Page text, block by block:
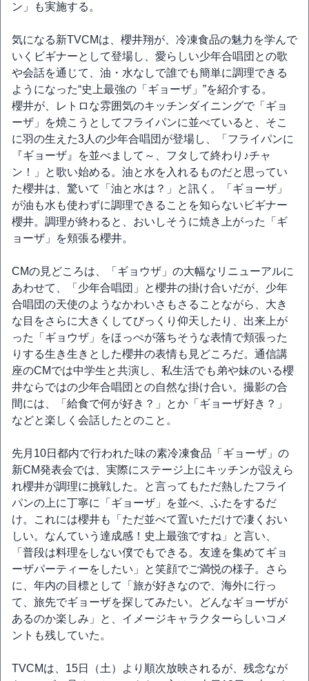
ン」も実施する。
気になる新TVCMは、櫻井翔が、冷凍食品の魅力を学んで
いくビギナーとして登場し、愛らしい少年合唱団との歌
や会話を通じて、油・水なしで誰でも簡単に調理できる
ようになった“史上最強の「ギョーザ」”を紹介する。
櫻井が、レトロな雰囲気のキッチンダイニングで「ギョ
ーザ」を焼こうとしてフライパンに並べていると、そこ
に羽の生えた3人の少年合唱団が登場し、「フライパンに
『ギョーザ』を並べまして～、フタして終わり♪チャ
ン！」と歌い始める。油と水を入れるものだと思ってい
た櫻井は、驚いて「油と水は？」と訊く。「ギョーザ」
が油も水も使わずに調理できることを知らないビギナー
櫻井。調理が終わると、おいしそうに焼き上がった「ギ
ョーザ」を頬張る櫻井。
CMの見どころは、「ギョウザ」の大幅なリニューアルに
あわせて、「少年合唱団」と櫻井の掛け合いだが、少年
合唱団の天使のようなかわいさもさることながら、大き
な目をさらに大きくしてびっくり仰天したり、出来上が
った「ギョウザ」をほっぺが落ちそうな表情で頬張った
りする生き生きとした櫻井の表情も見どころだ。通信講
座のCMでは中学生と共演し、私生活でも弟や妹のいる櫻
井ならではの少年合唱団との自然な掛け合い。撮影の合
間には、「給食で何が好き？」とか「ギョーザ好き？」
などと楽しく会話したとのこと。
先月10日都内で行われた味の素冷凍食品「ギョーザ」の
新CM発表会では、実際にステージ上にキッチンが設えら
れ櫻井が調理に挑戦した。と言ってもただ熱したフライ
パンの上に丁寧に「ギョーザ」を並べ、ふたをするだ
け。これには櫻井も「ただ並べて置いただけで凄くおい
しい。なんていう達成感！史上最強ですね」と言い、
「普段は料理をしない僕でもできる。友達を集めてギョ
ーザパーティーをしたい」と笑顔でご満悦の様子。さら
に、年内の目標として「旅が好きなので、海外に行っ
て、旅先でギョーザを探してみたい。どんなギョーザが
あるのか楽しみ」と、イメージキャラクターらしいコメ
ントも残していた。
TVCMは、15日（土）より順次放映されるが、残念なが